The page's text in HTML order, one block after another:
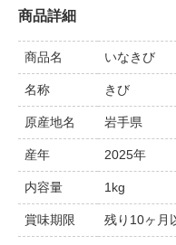
商品詳細
商品名 いなきび
名称 きび
原産地名 岩手県
産年 2025年
内容量 1kg
賞味期限 残り10ヶ月